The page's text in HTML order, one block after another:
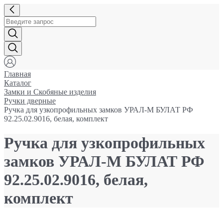
Главная
Каталог
Замки и Cкобяные изделия
Ручки дверные
Ручка для узкопрофильных замков УРАЛ-М БУЛАТ РФ
92.25.02.9016, белая, комплект
Ручка для узкопрофильных
замков УРАЛ-М БУЛАТ РФ
92.25.02.9016, белая,
комплект